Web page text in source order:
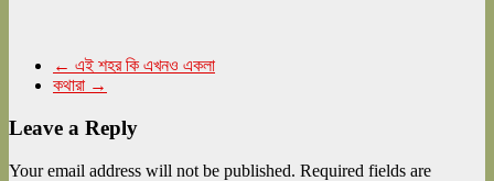
← এই শহর কি এখনও একলা
কথারা →
Leave a Reply
Your email address will not be published. Required fields are